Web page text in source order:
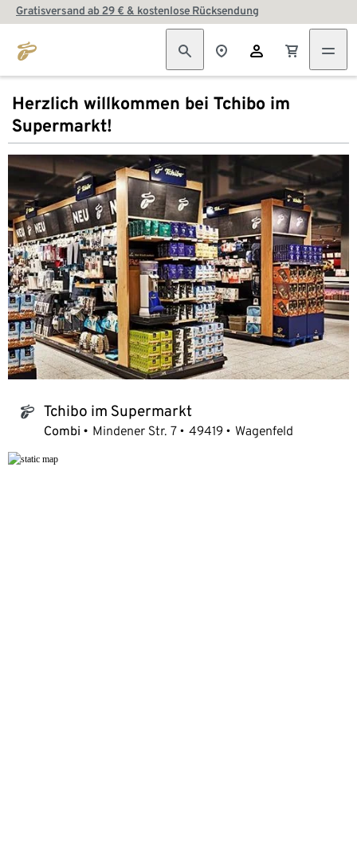
Gratisversand ab 29 € & kostenlose Rücksendung
Herzlich willkommen bei Tchibo im
Supermarkt!
tchibo_logo Tchibo im Supermarkt
Combi Mindener Str. 7 49419 Wagenfeld